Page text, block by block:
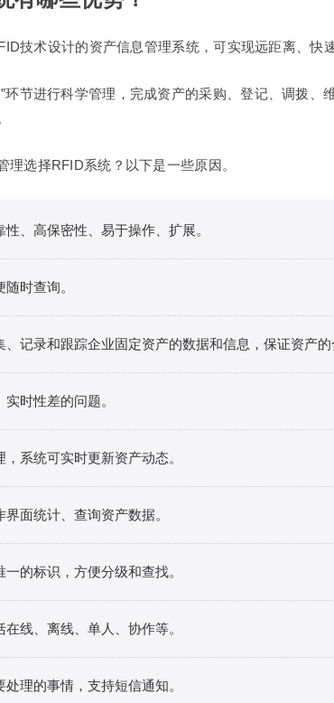
技术设计的资产信息管理系统，可实现远距离、快
环节进行科学管理，完成资产的采购、登记、调拨、
理选择RFID系统？以下是一些原因。
、高保密性、易于操作、扩展。
时查询。
记录和跟踪企业固定资产的数据和信息，保证资产的
时性差的问题。
系统可实时更新资产动态。
面统计、查询资产数据。
的标识，方便分级和查找。
线、离线、单人、协作等。
理的事情，支持短信通知。